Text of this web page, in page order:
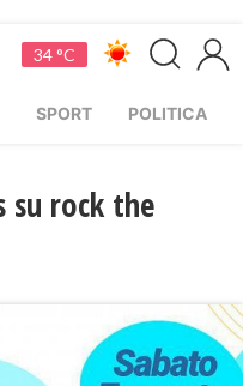
34 °C
SPORT POLITICA
su rock the